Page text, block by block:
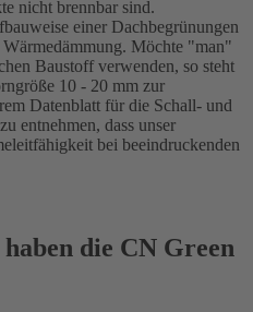
nicht brennbar sind.
einer Dachbegrünungen
Möchte "man"
Baustoff verwenden, so steht
10 - 20 mm zur
Datenblatt für die Schall- und
entnehmen, dass unser
bei beeindruckenden
die CN Green